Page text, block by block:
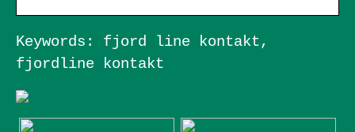
Keywords: fjord line kontakt,
fjordline kontakt